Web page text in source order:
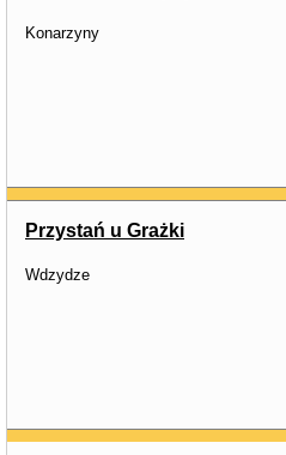
Konarzyny
Przystań u Grażki
Wdzydze